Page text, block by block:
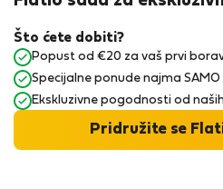
Što ćete dobiti?
Popust od €20 za vaš prvi
Specijalne ponude najma
Ekskluzivne pogodnosti od
Pridružite se